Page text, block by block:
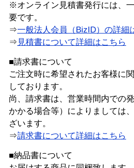
※オンライン見積書発行には、
要です。
⇒一般法人会員（BizID）の詳細
⇒ 見積書について詳細はこちら
■請求書について
ご注文時に希望されたお客様に
しております。
尚、請求書は、営業時間内での
かかる場合等）によりましては
ざいます。
⇒請求書について詳細はこちら
■納品書について